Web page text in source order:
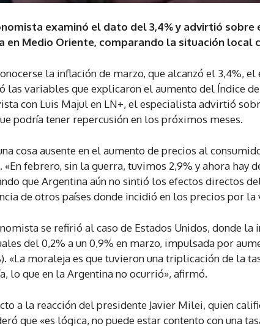
examinó el dato del 3,4% y advirtió
en Medio Oriente, comparando la situación local
la inflación de marzo, que alcanzó el 3,4%,
las variables que explicaron el aumento del Índice
con Luis Majul en LN+, el especialista advirtió
podría tener repercusión en los próximos meses.
cosa ausente en el aumento de precios al
«En febrero, sin la guerra, tuvimos 2,9% y ahora hay
que Argentina aún no sintió los efectos directos
de otros países donde incidió en los precios por
se refirió al caso de Estados Unidos, donde la
del 0,2% a un 0,9% en marzo, impulsada por
«La moraleja es que tuvieron una triplicación de la
lo que en la Argentina no ocurrió», afirmó.
a la reacción del presidente Javier Milei, quien
que «es lógica, no puede estar contento con una